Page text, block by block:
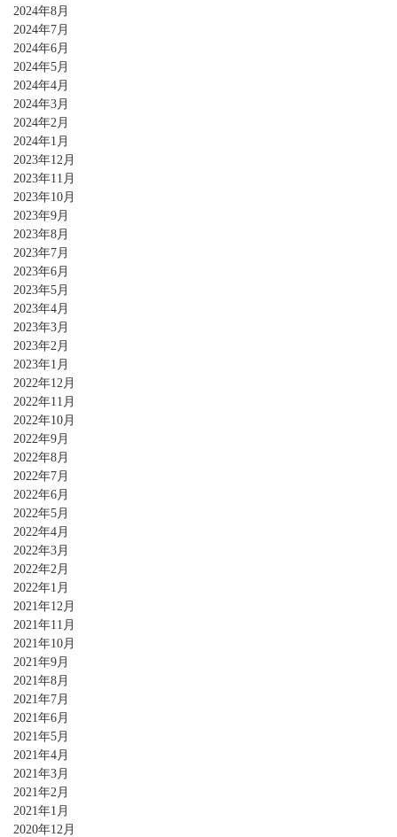
2024年8月
2024年7月
2024年6月
2024年5月
2024年4月
2024年3月
2024年2月
2024年1月
2023年12月
2023年11月
2023年10月
2023年9月
2023年8月
2023年7月
2023年6月
2023年5月
2023年4月
2023年3月
2023年2月
2023年1月
2022年12月
2022年11月
2022年10月
2022年9月
2022年8月
2022年7月
2022年6月
2022年5月
2022年4月
2022年3月
2022年2月
2022年1月
2021年12月
2021年11月
2021年10月
2021年9月
2021年8月
2021年7月
2021年6月
2021年5月
2021年4月
2021年3月
2021年2月
2021年1月
2020年12月